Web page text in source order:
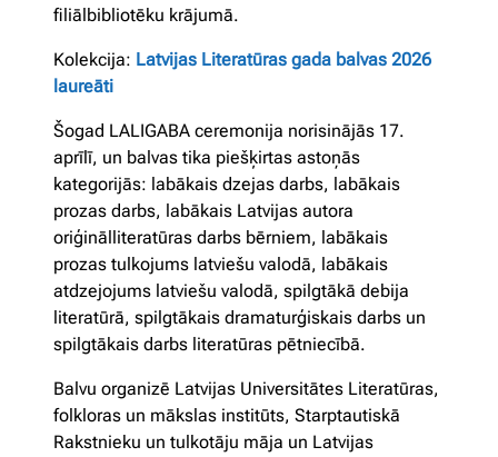
filiālbibliotēku krājumā.
Kolekcija: Latvijas Literatūras gada balvas 2026
laureāti
Šogad LALIGABA ceremonija norisinājās 17.
aprīlī, un balvas tika piešķirtas astoņās
kategorijās: labākais dzejas darbs, labākais
prozas darbs, labākais Latvijas autora
oriģinālliteratūras darbs bērniem, labākais
prozas tulkojums latviešu valodā, labākais
atdzejojums latviešu valodā, spilgtākā debija
literatūrā, spilgtākais dramaturģiskais darbs un
spilgtākais darbs literatūras pētniecībā.
Balvu organizē Latvijas Universitātes Literatūras,
folkloras un mākslas institūts, Starptautiskā
Rakstnieku un tulkotāju māja un Latvijas